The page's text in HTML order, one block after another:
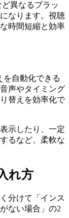
ど異なるプラッ
なります。視聴
時間短縮と効率
を自動化できる
声やタイミング
替えを効率化で
示したり、一定
るなど、柔軟な
れ方
分けて「インス
ない場合」の2